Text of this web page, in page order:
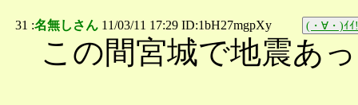
31 :名無しさん 11/03/11 17:29 ID:1bH27mgpXy (・∀・)ｲ
この間宮城で地震あ